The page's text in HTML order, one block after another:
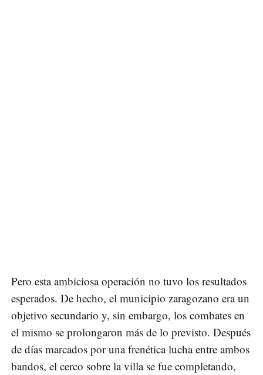
Pero esta ambiciosa operación no tuvo los resultados
esperados. De hecho, el municipio zaragozano era un
objetivo secundario y, sin embargo, los combates en
el mismo se prolongaron más de lo previsto. Después
de días marcados por una frenética lucha entre ambos
bandos, el cerco sobre la villa se fue completando,